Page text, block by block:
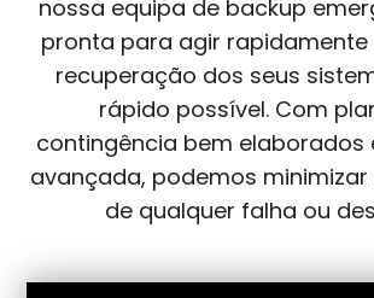
nossa equipa de backup
pronta para agir rapidamente
recuperação dos seus
rápido possível. Com
contingência bem elaborados
avançada, podemos
de qualquer falha ou